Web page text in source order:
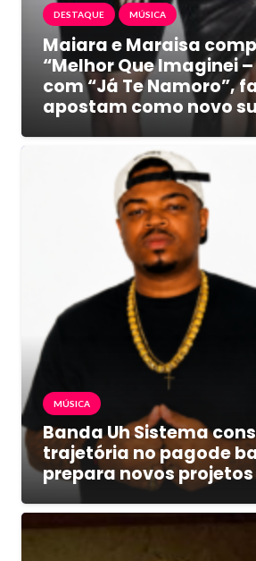
DESTAQUE MÚSICA
Maiara e Maraisa
“Melhor Que Imaginei –
com “Já Te Namoro”,
apostam como novo
MÚSICA
Banda Uh Sistema
trajetória no pagode
prepara novos projetos